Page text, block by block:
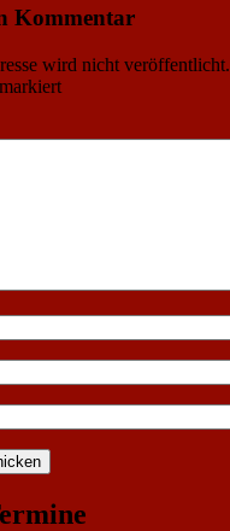
Kommentar
wird nicht veröffentlicht.
markiert